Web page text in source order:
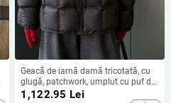
Geacă de iarnă damă tricotată, cu
glugă, patchwork, umplut cu puf de
rață alb, Y98
1,122.95 Lei